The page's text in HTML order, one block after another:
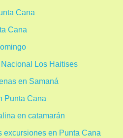
Cana
Cana
Los Haitises
en Samaná
Punta Cana
en catamarán
excursiones en Punta Cana